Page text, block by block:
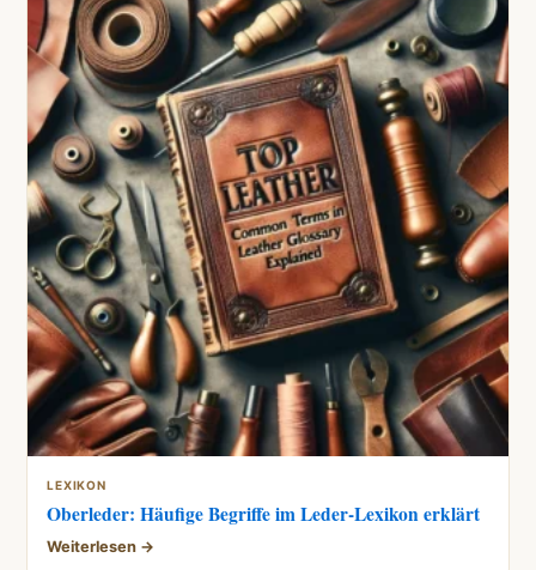
LEXIKON
Oberleder: Häufige Begriffe im Leder-Lexikon erklärt
Weiterlesen →